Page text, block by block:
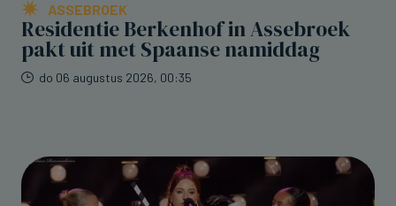
ASSEBROEK
Residentie Berkenhof in Assebroek
pakt uit met Spaanse namiddag
do 06 augustus 2026, 00:35